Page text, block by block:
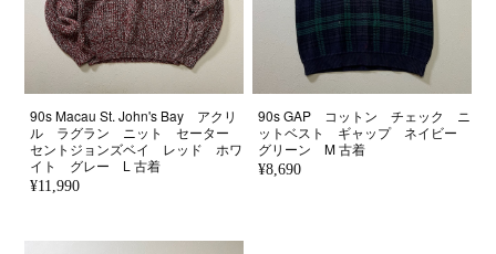
90s Macau St. John's Bay アクリ
ル ラグラン ニット セーター
セントジョンズベイ レッド ホワ
イト グレー L 古着
¥11,990
90s GAP コットン チェック ニ
ットベスト ギャップ ネイビー
グリーン M 古着
¥8,690